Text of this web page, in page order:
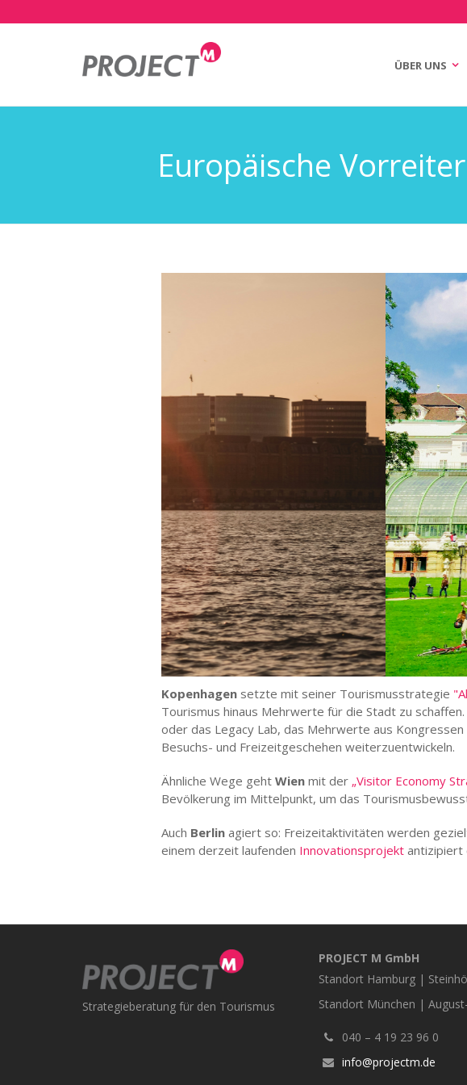
navigation
ÜBER UNS
Europäische
Kopenhagen setzte mit seiner Tourismusstrategie
Tourismus hinaus Mehrwerte für die Stadt zu
oder das Legacy Lab, das Mehrwerte aus
Besuchs- und Freizeitgeschehen weiterzuentwickeln.
Ähnliche Wege geht Wien mit der „Visitor Economy
Bevölkerung im Mittelpunkt, um das
Auch Berlin agiert so: Freizeitaktivitäten werden
einem derzeit laufenden Innovationsprojekt antizipiert
Strategieberatung für den Tourismus
PROJECT M GmbH
Standort Hamburg |
Standort München |
040 – 4 19 23 96 0
info@projectm.de